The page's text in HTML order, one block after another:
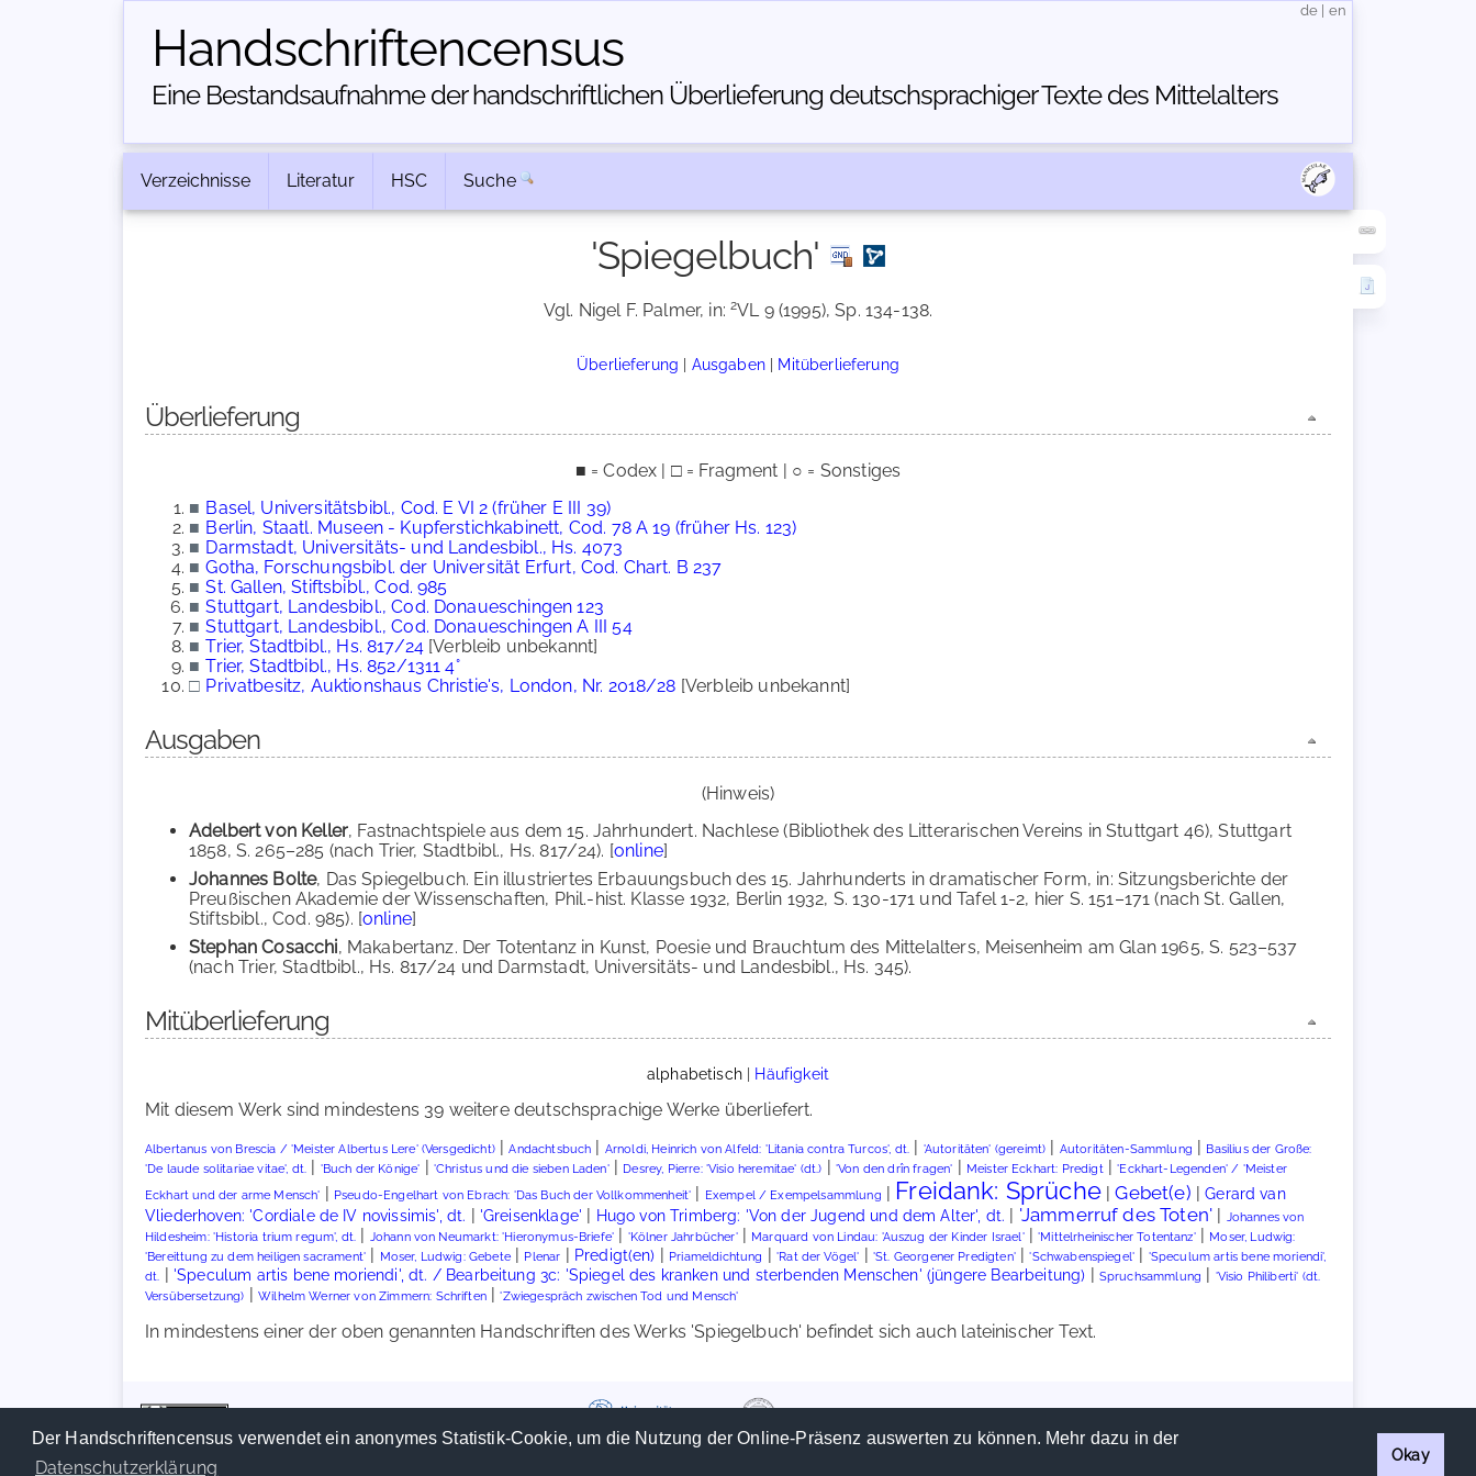
Der Handschriftencensus verwendet ein anonymes Statistik-Cookie, um die Nutzung der Online-Präsenz auswerten zu können. Mehr dazu in der
Datenschutzerklärung
Okay
Handschriften­census
Eine Bestandsaufnahme der handschriftlichen Über­lieferung deutschsprachiger Texte des Mittelalters
de en
Verzeichnisse Literatur HSC Suche
'Spiegelbuch'
Vgl. Nigel F. Palmer, in: 2VL 9 (1995), Sp. 134-138.
Überlieferung | Ausgaben| Mitüberlieferung
Überlieferung
■ = Codex | □ = Fragment | ○ = Sonstiges
■ Basel, Universitätsbibl., Cod. E VI 2 (früher E III 39)
■ Berlin, Staatl. Museen - Kupferstichkabinett, Cod. 78 A 19 (früher Hs. 123)
■ Darmstadt, Universitäts- und Landesbibl., Hs. 4073
■ Gotha, Forschungsbibl. der Universität Erfurt, Cod. Chart. B 237
■ St. Gallen, Stiftsbibl., Cod. 985
■ Stuttgart, Landesbibl., Cod. Donaueschingen 123
■ Stuttgart, Landesbibl., Cod. Donaueschingen A III 54
■ Trier, Stadtbibl., Hs. 817/24 [Verbleib unbekannt]
■ Trier, Stadtbibl., Hs. 852/1311 4°
□ Privatbesitz, Auktionshaus Christie's, London, Nr. 2018/28 [Verbleib unbekannt]
Ausgaben
(Hinweis)
Adelbert von Keller, Fastnachtspiele aus dem 15. Jahrhundert. Nachlese (Bibliothek des Litterarischen Vereins in Stuttgart 46), Stuttgart
1858, S. 265–285 (nach Trier, Stadtbibl., Hs. 817/24). [online]
Johannes Bolte, Das Spiegelbuch. Ein illustriertes Erbauungsbuch des 15. Jahrhunderts in dramatischer Form, in: Sitzungsberichte der
Preußischen Akademie der Wissenschaften, Phil.-hist. Klasse 1932, Berlin 1932, S. 130-171 und Tafel 1-2, hier S. 151–171 (nach St. Gallen,
Stiftsbibl., Cod. 985). [online]
Stephan Cosacchi, Makabertanz. Der Totentanz in Kunst, Poesie und Brauchtum des Mittelalters, Meisenheim am Glan 1965, S. 523–537
(nach Trier, Stadtbibl., Hs. 817/24 und Darmstadt, Universitäts- und Landesbibl., Hs. 345).
Mitüberlieferung
alphabetisch| Häufigkeit
Mit diesem Werk sind mindestens 39 weitere deutschsprachige Werke überliefert.
Albertanus von Brescia / 'Meister Albertus Lere' (Versgedicht)|Andachtsbuch | Arnoldi, Heinrich von Alfeld: 'Litania contra Turcos', dt. | 'Autoritäten' (gereimt) | Autoritäten-Sammlung | Basilius der Große:
'De laude solitariae vitae', dt. | 'Buch der Könige' | 'Christus und die sieben Laden'| Desrey, Pierre: 'Visio heremitae' (dt.) |'Von den drîn fragen' | Meister Eckhart: Predigt|'Eckhart-Legenden' / 'Meister
Eckhart und der arme Mensch' | Pseudo-Engelhart von Ebrach: 'Das Buch der Vollkommenheit' | Exempel / Exempelsammlung | Freidank: Sprüche|Gebet(e) |Gerard van
Vliederhoven: 'Cordiale de IV novissimis', dt. | 'Greisenklage' | Hugo von Trimberg: 'Von der Jugend und dem Alter', dt. | 'Jammerruf des Toten' | Johannes von
Hildesheim: 'Historia trium regum', dt. | Johann von Neumarkt: 'Hieronymus-Briefe' | 'Kölner Jahrbücher'| Marquard von Lindau: 'Auszug der Kinder Israel'|'Mittelrheinischer Totentanz'| Moser, Ludwig:
'Bereittung zu dem heiligen sacrament' | Moser, Ludwig: Gebete| Plenar | Predigt(en) | Priameldichtung |'Rat der Vögel' | 'St. Georgener Predigten'|'Schwabenspiegel' | 'Speculum artis bene moriendi',
dt. | 'Speculum artis bene moriendi', dt. / Bearbeitung 3c: 'Spiegel des kranken und sterbenden Menschen' (jüngere Bearbeitung) | Spruchsammlung | 'Visio Philiberti' (dt.
Versübersetzung) |Wilhelm Werner von Zimmern: Schriften|'Zwiegespräch zwischen Tod und Mensch'
In mindestens einer der oben genannten Handschriften des Werks 'Spiegelbuch' befindet sich auch lateinischer Text.